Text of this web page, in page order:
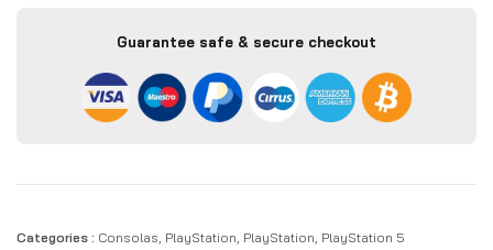
Guarantee safe & secure checkout
Categories : Consolas, PlayStation, PlayStation, PlayStation 5